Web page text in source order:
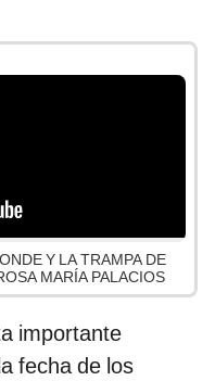
Y LA TRAMPA DE
MARÍA PALACIOS
importante
fecha de los